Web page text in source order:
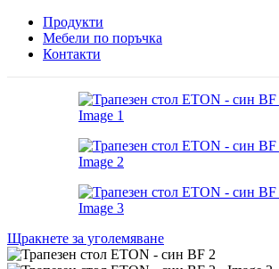
Продукти
Мебели по поръчка
Контакти
Щракнете за уголемяване